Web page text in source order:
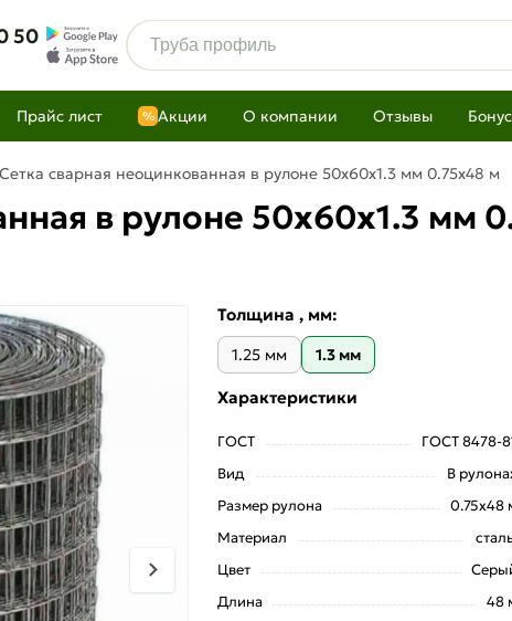
50
Прайс лист % Акции О компании Отзывы
Сетка сварная неоцинкованная в рулоне 50х60х1.3 мм 0.75х48 м
в рулоне 50х60х1.3 мм
Толщина , мм:
1.25 мм 1.3 мм
Характеристики
ГОСТ
ГОСТ 8478-
Вид
В
Размер рулона
0.75х48
Материал
Цвет
Длина
48